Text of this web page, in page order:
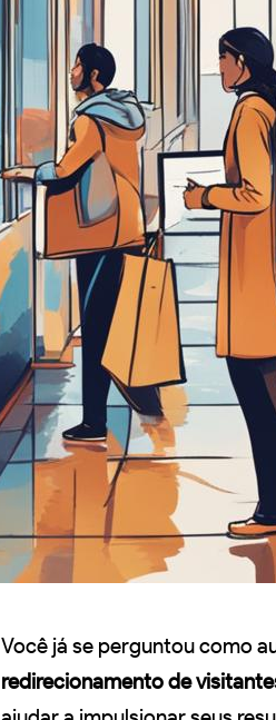
Você já se perguntou como
redirecionamento de